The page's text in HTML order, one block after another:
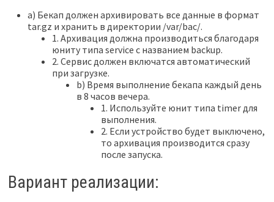
a) Бекап должен архивировать все данные в формат
tar.gz и хранить в директории /var/bac/.
1. Архивация должна производиться благодаря
юниту типа service с названием backup.
2. Сервис должен включатся автоматический
при загрузке.
b) Время выполнение бекапа каждый день
в 8 часов вечера.
1. Используйте юнит типа timer для
выполнения.
2. Если устройство будет выключено,
то архивация производится сразу
после запуска.
Вариант реализации: